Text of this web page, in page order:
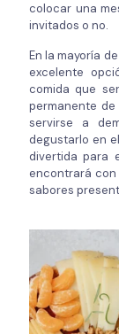
colocar una
invitados o no.
En la mayoría
excelente
comida que
permanente
servirse a
degustarlo en
divertida para
encontrará con
sabores